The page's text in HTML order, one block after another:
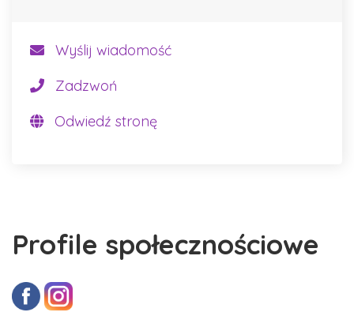
Profile społecznościowe
Wyślij wiadomość
Zadzwoń
Odwiedź stronę